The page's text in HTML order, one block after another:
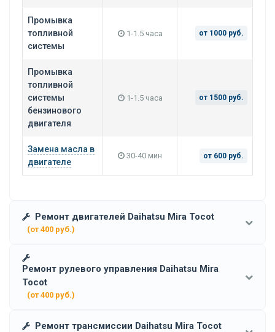
Промывка
топливной
системы
1-1.5 часа от 1000 руб.
Промывка
топливной
системы
бензинового
двигателя
1-1.5 часа от 1500 руб.
Замена масла в
двигателе
30-40 мин от 600 руб.
Ремонт двигателей Daihatsu Mira Tocot
(от 400 руб.)
Ремонт рулевого управления Daihatsu Mira
Tocot
(от 400 руб.)
Ремонт трансмиссии Daihatsu Mira Tocot